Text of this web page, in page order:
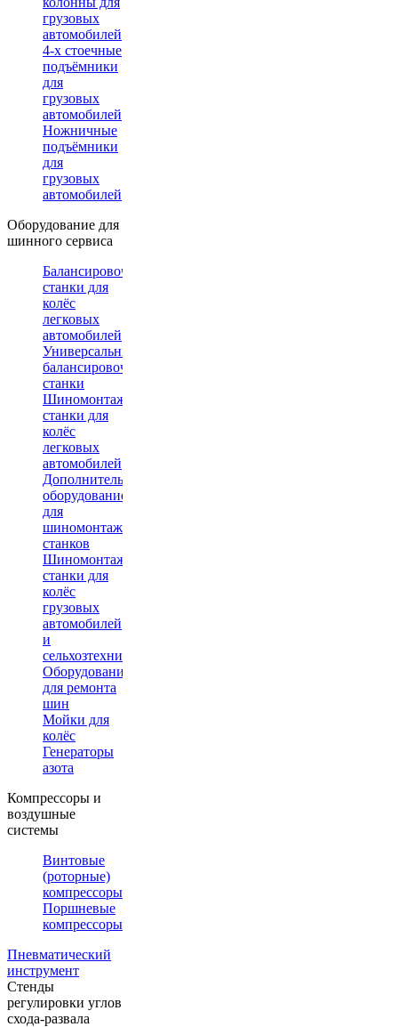
грузовых
автомобилей
4-х стоечные
подъёмники
для
грузовых
автомобилей
Ножничные
подъёмники
для
грузовых
автомобилей
Оборудование для
шинного сервиса
Балансировочные
станки для
колёс
легковых
автомобилей
Универсальные
балансировочные
станки
Шиномонтажные
станки для
колёс
легковых
автомобилей
Дополнительное
оборудование
для
шиномонтажных
станков
Шиномонтажные
станки для
колёс
грузовых
автомобилей
и
сельхозтехники
Оборудование
для ремонта
шин
Мойки для
колёс
Генераторы
азота
Компрессоры и
воздушные
системы
Винтовые
(роторные)
компрессоры
Поршневые
компрессоры
Пневматический
инструмент
Стенды
регулировки углов
схода-развала